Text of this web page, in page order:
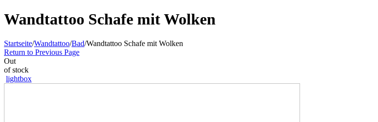
Wandtattoo Schafe mit Wolken
Startseite/Wandtattoo/Bad/Wandtattoo Schafe mit Wolken
Return to Previous Page
Out
of stock
lightbox